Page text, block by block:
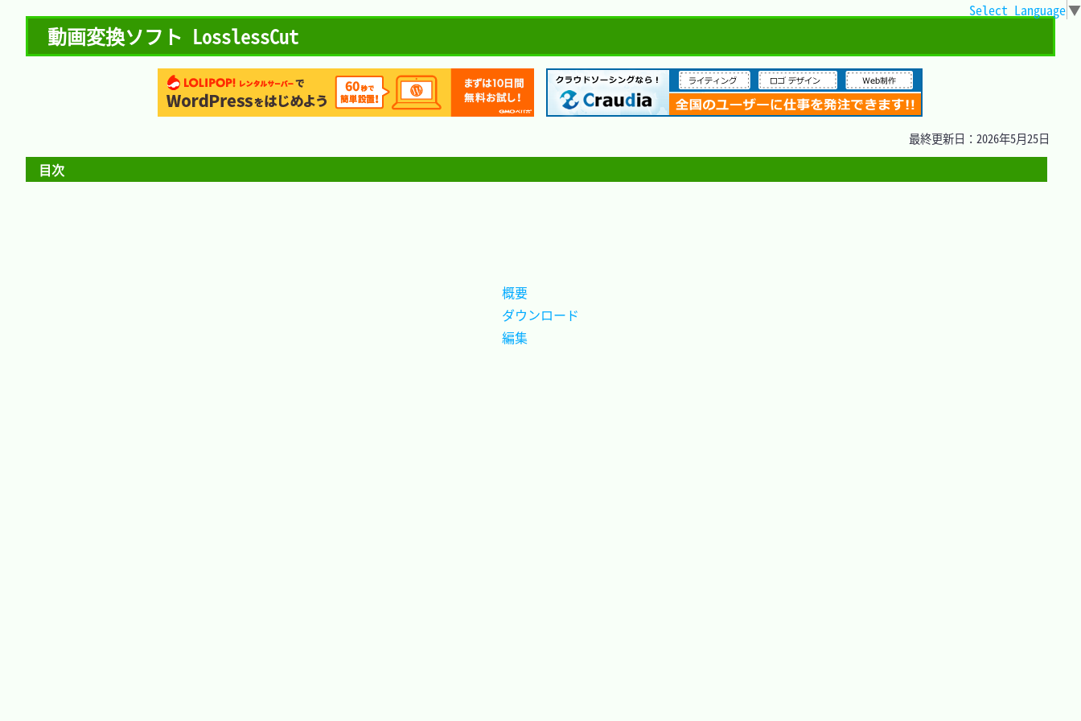
動画変換ソフト LosslessCut
Select Language▼
最終更新日：2026年5月25日
目次
ダウンロード